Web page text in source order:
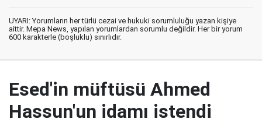
UYARI: Yorumların her türlü cezai ve hukuki sorumluluğu yazan kişiye
aittir. Mepa News, yapılan yorumlardan sorumlu değildir. Her bir yorum
600 karakterle (boşluklu) sınırlıdır.
Esed'in müftüsü Ahmed
Hassun'un idamı istendi